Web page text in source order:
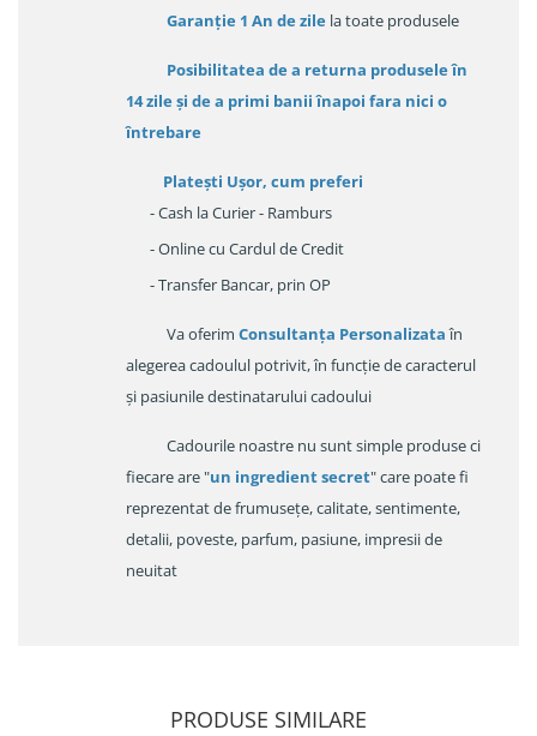
Garanție 1 An de zile la toate produsele
Posibilitatea de a returna produsele în
14 zileși de a primi banii înapoi fara nici o
întrebare
Platești Ușor, cum preferi
- Cash la Curier - Ramburs
- Online cu Cardul de Credit
- Transfer Bancar, prin OP
Va oferim Consultanța Personalizataîn
alegerea cadoulul potrivit, în funcție de caracterul
și pasiunile destinatarului cadoului
Cadourile noastre nu sunt simple produse ci
fiecare are "un ingredient secret" care poate fi
reprezentat de frumusețe, calitate, sentimente,
detalii, poveste, parfum, pasiune, impresii de
neuitat
PRODUSE SIMILARE